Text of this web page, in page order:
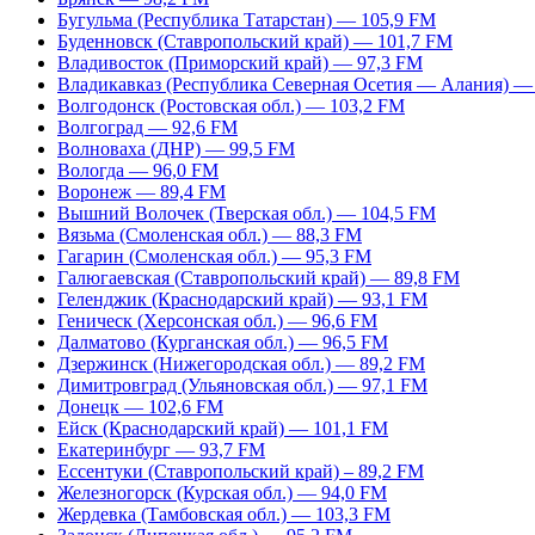
Бугульма (Республика Татарстан) — 105,9 FM
Буденновск (Ставропольский край) — 101,7 FM
Владивосток (Приморский край) — 97,3 FM
Владикавказ (Республика Северная Осетия — Алания)
Волгодонск (Ростовская обл.) — 103,2 FM
Волгоград — 92,6 FM
Волноваха (ДНР) — 99,5 FM
Вологда — 96,0 FM
Воронеж — 89,4 FM
Вышний Волочек (Тверская обл.) — 104,5 FM
Вязьма (Смоленская обл.) — 88,3 FM
Гагарин (Смоленская обл.) — 95,3 FM
Галюгаевская (Ставропольский край) — 89,8 FM
Геленджик (Краснодарский край) — 93,1 FM
Геническ (Херсонская обл.) — 96,6 FM
Далматово (Курганская обл.) — 96,5 FM
Дзержинск (Нижегородская обл.) — 89,2 FM
Димитровград (Ульяновская обл.) — 97,1 FM
Донецк — 102,6 FM
Ейск (Краснодарский край) — 101,1 FM
Екатеринбург — 93,7 FM
Ессентуки (Ставропольский край) – 89,2 FM
Железногорск (Курская обл.) — 94,0 FM
Жердевка (Тамбовская обл.) — 103,3 FM